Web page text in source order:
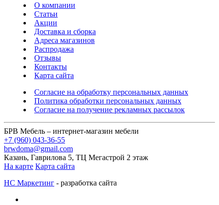
О компании
Статьи
Акции
Доставка и сборка
Адреса магазинов
Распродажа
Отзывы
Контакты
Карта сайта
Согласие на обработку персональных данных
Политика обработки персональных данных
Согласие на получение рекламных рассылок
БРВ Мебель – интернет-магазин мебели
+7 (960) 043-36-55
brwdoma@gmail.com
Казань, Гаврилова 5, ТЦ Мегастрой 2 этаж
На карте Карта сайта
НС Маркетинг - разработка сайта